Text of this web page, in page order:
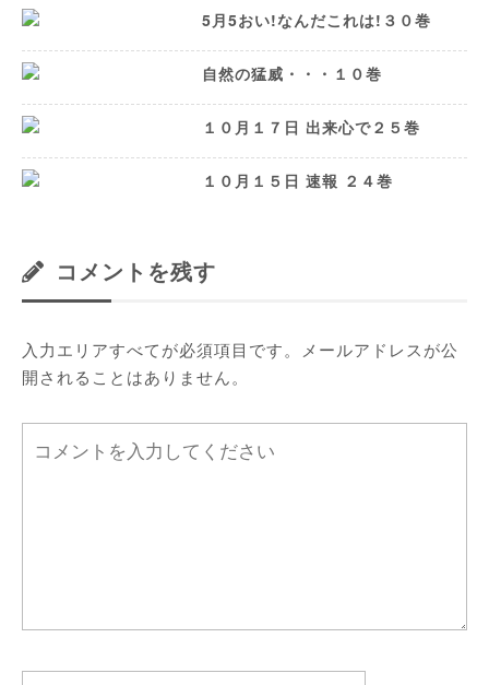
5月5おい!なんだこれは!３０巻
自然の猛威・・・１０巻
１０月１７日 出来心で２５巻
１０月１５日 速報 ２４巻
コメントを残す
入力エリアすべてが必須項目です。メールアドレスが公
開されることはありません。